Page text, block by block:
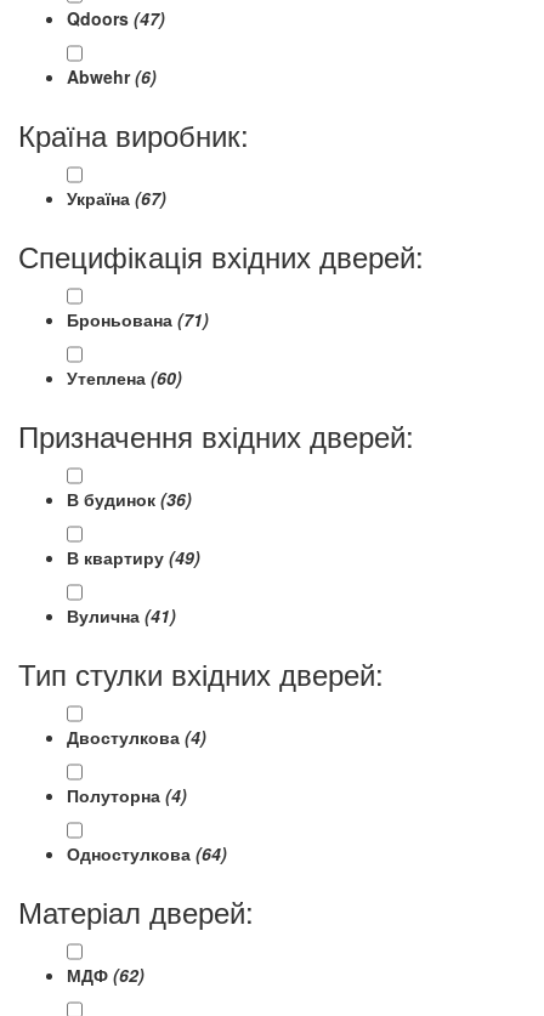
Qdoors (47)
Abwehr(6)
Країна виробник:
Україна (67)
Специфікація вхідних дверей:
Броньована (71)
Утеплена (60)
Призначення вхідних дверей:
В будинок (36)
В квартиру (49)
Вулична (41)
Тип стулки вхідних дверей:
Двостулкова (4)
Полуторна (4)
Одностулкова (64)
Матеріал дверей:
МДФ (62)